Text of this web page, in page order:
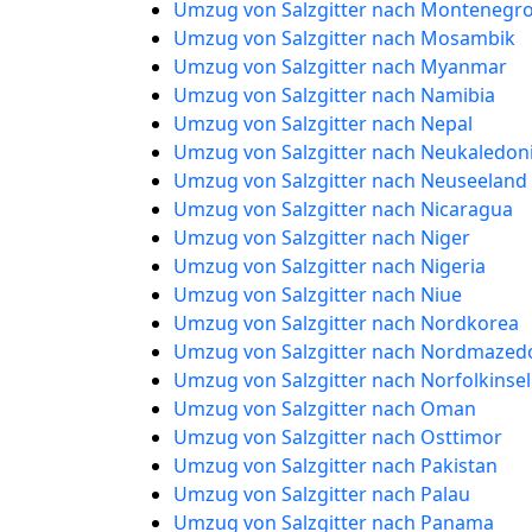
Umzug von Salzgitter nach Montenegro
Umzug von Salzgitter nach Mosambik
Umzug von Salzgitter nach Myanmar
Umzug von Salzgitter nach Namibia
Umzug von Salzgitter nach Nepal
Umzug von Salzgitter nach
Umzug von Salzgitter nach Neuseeland
Umzug von Salzgitter nach Nicaragua
Umzug von Salzgitter nach Niger
Umzug von Salzgitter nach Nigeria
Umzug von Salzgitter nach Niue
Umzug von Salzgitter nach Nordkorea
Umzug von Salzgitter nach
Umzug von Salzgitter nach Norfolkinsel
Umzug von Salzgitter nach Oman
Umzug von Salzgitter nach Osttimor
Umzug von Salzgitter nach Pakistan
Umzug von Salzgitter nach Palau
Umzug von Salzgitter nach Panama